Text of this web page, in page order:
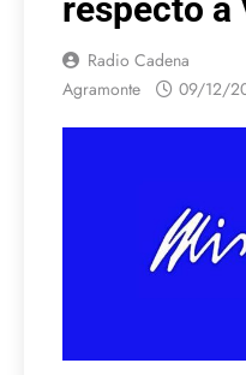
respecto a
Radio Cadena
Agramonte
09/12/